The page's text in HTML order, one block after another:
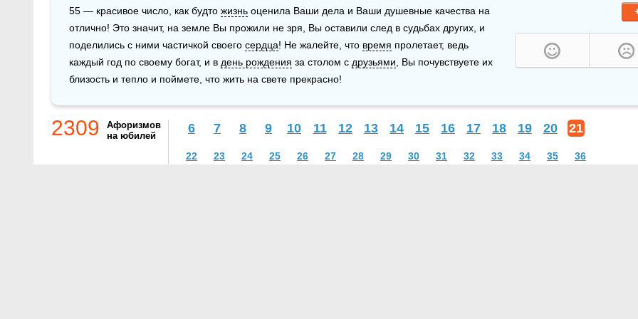
55 — красивое число, как будто жизнь оценила Ваши дела и Ваши душевные качества на
отлично! Это значит, на земле Вы прожили не зря, Вы оставили след в судьбах других, и
поделились с ними частичкой своего сердца! Не жалейте, что время пролетает, ведь
каждый год по своему богат, и в день рождения за столом с друзьями , Вы почувствуете их
близость и тепло и поймете, что жить на свете прекрасно!
2309
Афоризмов
на юбилей
6 7 8 9 10 11 12 13 14 15 16 17 18 19 20 21
22 23 24 25 26 27 28 29 30 31 32 33 34 35 36